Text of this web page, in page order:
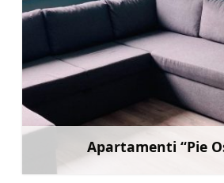
Apartamenti “Pie